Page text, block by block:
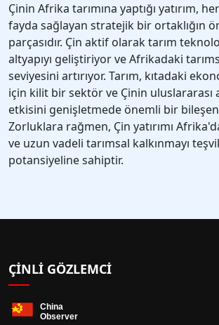
Çinin Afrika tarımına yaptığı yatırım,
fayda sağlayan stratejik bir ortaklığın
parçasıdır. Çin aktif olarak tarım
altyapıyı geliştiriyor ve Afrikadaki
seviyesini artırıyor. Tarım, kıtadaki
için kilit bir sektör ve Çinin uluslararası
etkisini genişletmede önemli bir
Zorluklara rağmen, Çin yatırımı
ve uzun vadeli tarımsal kalkınmayı
potansiyeline sahiptir.
ÇINLI GÖZLEMCI